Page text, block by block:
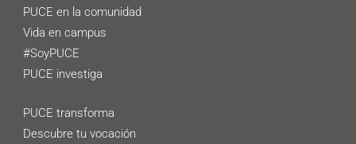
PUCE en la comunidad
Vida en campus
#SoyPUCE
PUCE investiga
PUCE transforma
Descubre tu vocación